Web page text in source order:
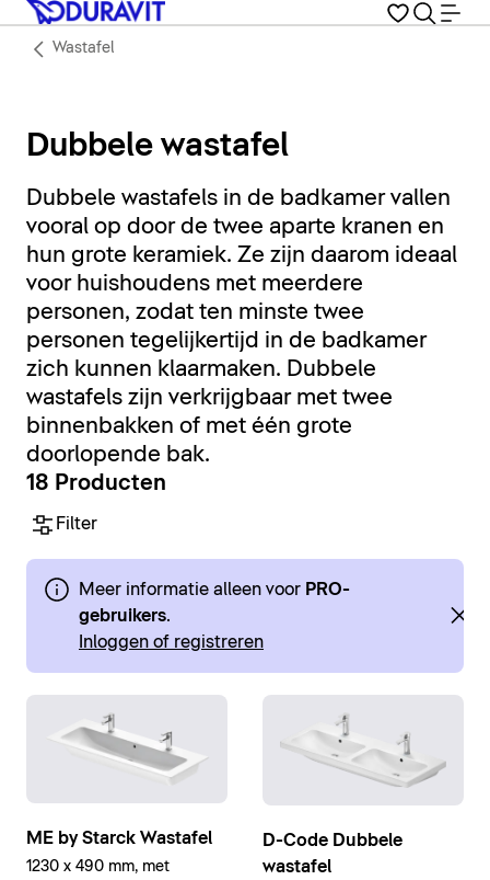
Wastafel
Dubbele wastafel
Dubbele wastafels in de badkamer vallen
vooral op door de twee aparte kranen en
hun grote keramiek. Ze zijn daarom ideaal
voor huishoudens met meerdere
personen, zodat ten minste twee
personen tegelijkertijd in de badkamer
zich kunnen klaarmaken. Dubbele
wastafels zijn verkrijgbaar met twee
binnenbakken of met één grote
doorlopende bak.
18 Producten
Filter
Meer informatie alleen voor PRO-
gebruikers.
Inloggen of registreren
ME by Starck Wastafel
1230 x 490 mm, met
D-Code Dubbele
wastafel